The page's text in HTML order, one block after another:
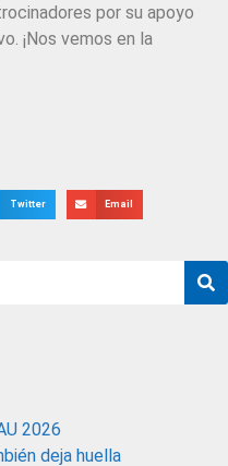
por su apoyo
¡Nos vemos en la
Twitter Email
2026
deja huella